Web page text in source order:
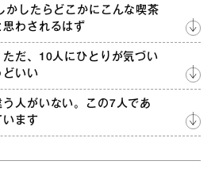
かしたらどこかにこんな喫茶
わされるはず
だ、10人にひとりが気づい
どいい
人がいない。この7人であ
います